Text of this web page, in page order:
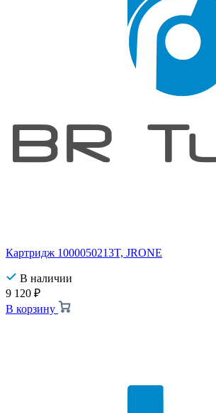
Картридж 1000050213T, JRONE
В наличии
9 120 ₽
В корзину